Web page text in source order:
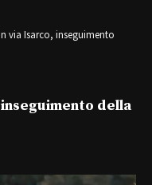
via Isarco, inseguimento
della